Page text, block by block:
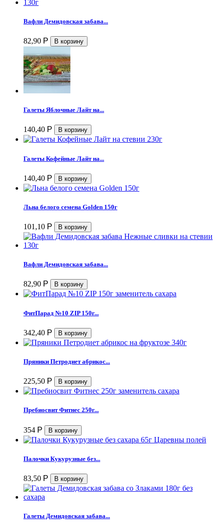
Вафли Демидовская забава...
82,90 Р
Галеты Яблочные Лайт на...
140,40 Р
Галеты Кофейные Лайт на...
140,40 Р
Льна белого семена Golden 150г
101,10 Р
Вафли Демидовская забава...
82,90 Р
ФитПарад №10 ZIP 150г...
342,40 Р
Пряники Петродиет абрикос...
225,50 Р
Пребиосвит Фитнес 250г...
354 Р
Палочки Кукурузные без...
83,50 Р
Галеты Демидовская забава...